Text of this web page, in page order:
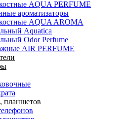
AQUA PERFUME
ароматизаторы
AQUA AROMA
Aquatica
Odor Perfume
AIR PERFUME
планшетов